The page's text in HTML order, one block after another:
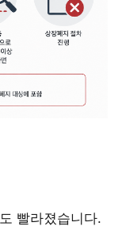
빨라졌습니다.